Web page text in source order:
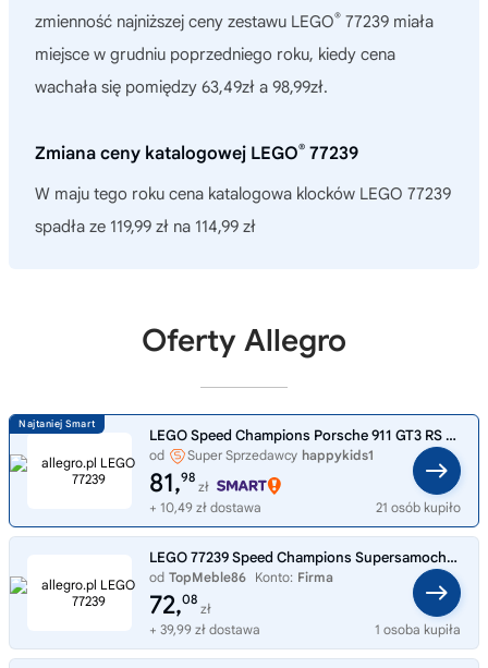
zmienność najniższej ceny zestawu LEGO® 77239 miała
miejsce w grudniu poprzedniego roku, kiedy cena
wachała się pomiędzy 63,49zł a 98,99zł.
Zmiana ceny katalogowej LEGO® 77239
W maju tego roku cena katalogowa klocków LEGO 77239
spadła ze 119,99 zł na 114,99 zł
Oferty Allegro
LEGO Speed Champions Porsche 911 GT3 RS Supercar 77239
od Super Sprzedawcy happykids1
81,98
zł
+ 10,49 zł dostawa
21 osób kupiło
LEGO 77239 Speed Champions Supersamochód Porsche 911 GT3 RS
od TopMeble86 Konto: Firma
72,08
zł
+ 39,99 zł dostawa
1 osoba kupiła